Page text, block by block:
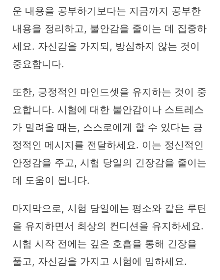
운 내용을 공부하기보다는 지금까지 공부한
내용을 정리하고, 불안감을 줄이는 데 집중하
세요. 자신감을 가지되, 방심하지 않는 것이
중요합니다.
또한, 긍정적인 마인드셋을 유지하는 것이 중
요합니다. 시험에 대한 불안감이나 스트레스
가 밀려올 때는, 스스로에게 할 수 있다는 긍
정적인 메시지를 전달하세요. 이는 정신적인
안정감을 주고, 시험 당일의 긴장감을 줄이는
데 도움이 됩니다.
마지막으로, 시험 당일에는 평소와 같은 루틴
을 유지하면서 최상의 컨디션을 유지하세요.
시험 시작 전에는 깊은 호흡을 통해 긴장을
풀고, 자신감을 가지고 시험에 임하세요.